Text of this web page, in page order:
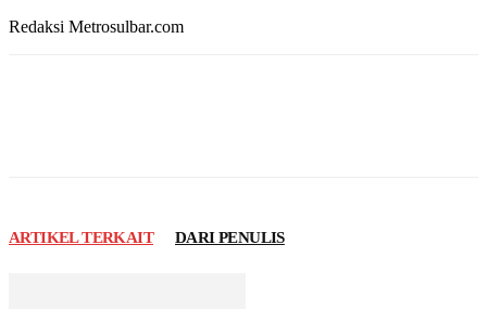
Redaksi Metrosulbar.com
ARTIKEL TERKAIT DARI PENULIS